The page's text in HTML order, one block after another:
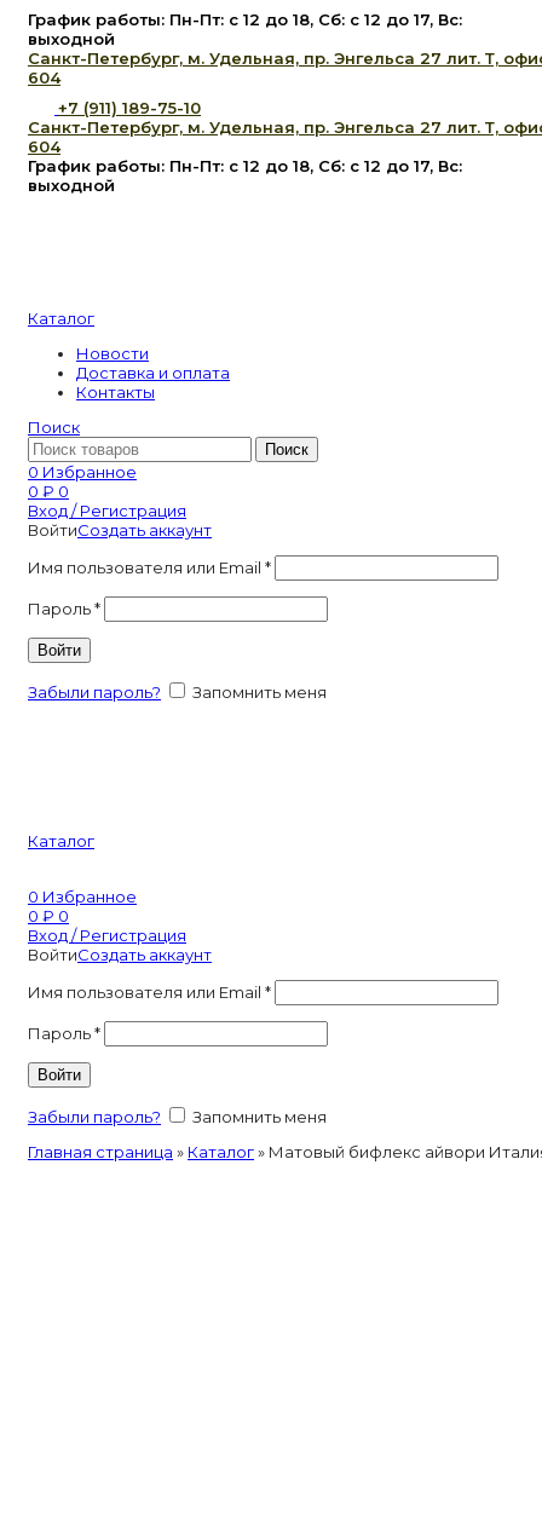
График работы: Пн-Пт: с 12 до 18, Сб: с 12 до 17, Вс:
выходной
Санкт-Петербург, м. Удельная, пр. Энгельса 27 лит. Т,
604
+7 (911) 189-75-10
Санкт-Петербург, м. Удельная, пр. Энгельса 27 лит. Т,
604
График работы: Пн-Пт: с 12 до 18, Сб: с 12 до 17, Вс:
выходной
Каталог
Новости
Доставка и оплата
Контакты
Поиск
Поиск
0 Избранное
0 ₽ 0
Вход / Регистрация
ВойтиСоздать аккаунт
Имя пользователя или Email *
Пароль*
Войти
Забыли пароль? Запомнить меня
Каталог
0 Избранное
0 ₽ 0
Вход / Регистрация
ВойтиСоздать аккаунт
Имя пользователя или Email *
Пароль*
Войти
Забыли пароль?
Запомнить меня
Главная страница » Каталог» Матовый бифлекс айвори